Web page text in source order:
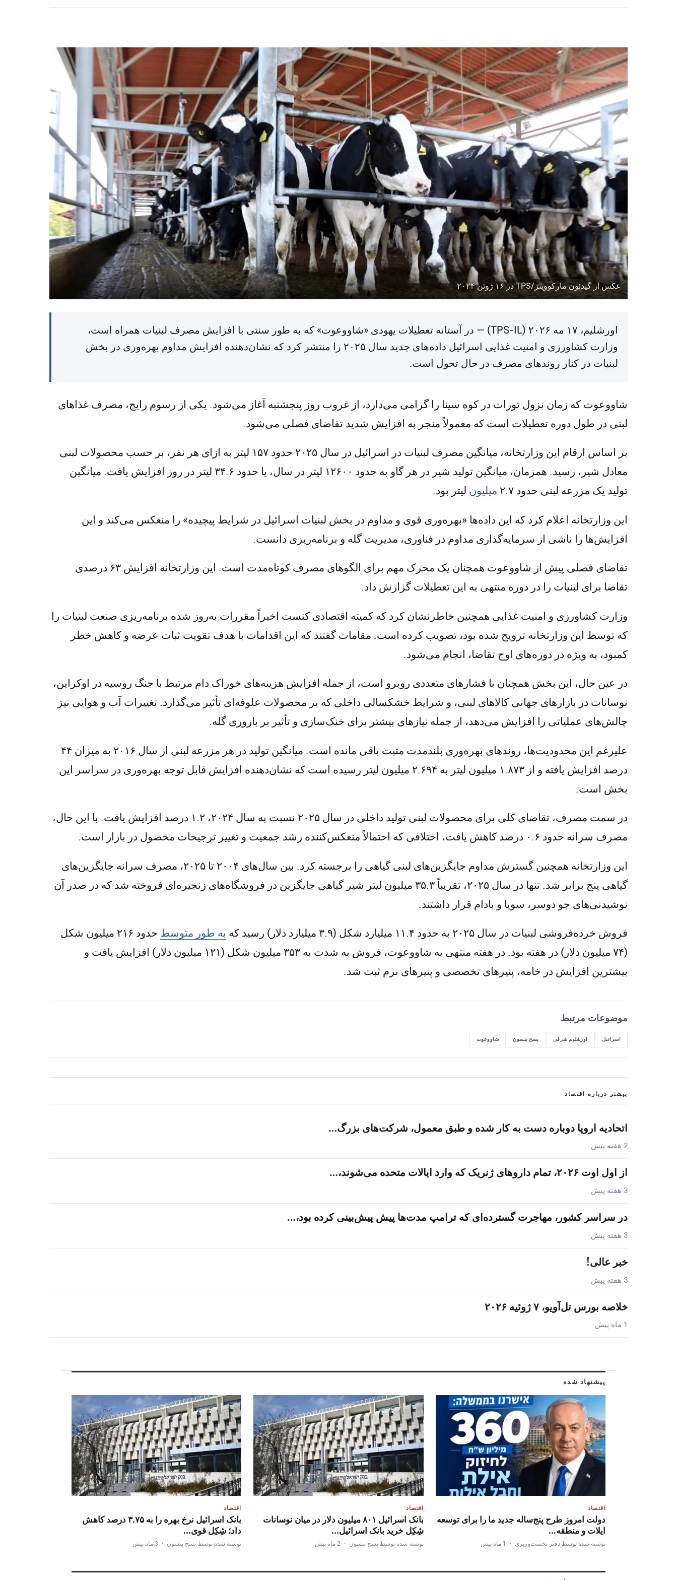
عکس از گیدئون مارکوویتز/TPS در ۱۶ ژوئن ۲۰۲۴
اورشلیم، ۱۷ مه ۲۰۲۶ (TPS-IL) — در آستانه تعطیلات یهودی «شاووعوت» که به طور سنتی با افزایش مصرف لبنیات همراه است،
وزارت کشاورزی و امنیت غذایی اسرائیل داده‌های جدید سال ۲۰۲۵ را منتشر کرد که نشان‌دهنده افزایش مداوم بهره‌وری در بخش
لبنیات در کنار روندهای مصرف در حال تحول است.
شاووعوت که زمان نزول تورات در کوه سینا را گرامی می‌دارد، از غروب روز پنجشنبه آغاز می‌شود. یکی از رسوم رایج، مصرف غذاهای
لبنی در طول دوره تعطیلات است که معمولاً منجر به افزایش شدید تقاضای فصلی می‌شود.
بر اساس ارقام این وزارتخانه، میانگین مصرف لبنیات در اسرائیل در سال ۲۰۲۵ حدود ۱۵۷ لیتر به ازای هر نفر، بر حسب محصولات لبنی
معادل شیر، رسید. همزمان، میانگین تولید شیر در هر گاو به حدود ۱۲۶۰۰ لیتر در سال، یا حدود ۳۴.۶ لیتر در روز افزایش یافت. میانگین
تولید یک مزرعه لبنی حدود ۲.۷
میلیون لیتر بود.
این وزارتخانه اعلام کرد که این داده‌ها «بهره‌وری قوی و مداوم در بخش لبنیات اسرائیل در شرایط پیچیده» را منعکس می‌کند و این
افزایش‌ها را ناشی از سرمایه‌گذاری مداوم در فناوری، مدیریت گله و برنامه‌ریزی دانست.
تقاضای فصلی پیش از شاووعوت همچنان یک محرک مهم برای الگوهای مصرف کوتاه‌مدت است. این وزارتخانه افزایش ۶۳ درصدی
تقاضا برای لبنیات را در دوره منتهی به این تعطیلات گزارش داد.
وزارت کشاورزی و امنیت غذایی همچنین خاطرنشان کرد که کمیته اقتصادی کنست اخیراً مقررات به‌روز شده برنامه‌ریزی صنعت لبنیات را
که توسط این وزارتخانه ترویج شده بود، تصویب کرده است. مقامات گفتند که این اقدامات با هدف تقویت ثبات عرضه و کاهش خطر
کمبود، به ویژه در دوره‌های اوج تقاضا، انجام می‌شود.
در عین حال، این بخش همچنان با فشارهای متعددی روبرو است، از جمله افزایش هزینه‌های خوراک دام مرتبط با جنگ روسیه در اوکراین،
نوسانات در بازارهای جهانی کالاهای لبنی، و شرایط خشکسالی داخلی که بر محصولات علوفه‌ای تأثیر می‌گذارد. تغییرات آب و هوایی نیز
چالش‌های عملیاتی را افزایش می‌دهد، از جمله نیازهای بیشتر برای خنک‌سازی و تأثیر بر باروری گله.
علیرغم این محدودیت‌ها، روندهای بهره‌وری بلندمدت مثبت باقی مانده است. میانگین تولید در هر مزرعه لبنی از سال ۲۰۱۶ به میزان ۴۴
درصد افزایش یافته و از ۱.۸۷۳ میلیون لیتر به ۲.۶۹۴ میلیون لیتر رسیده است که نشان‌دهنده افزایش قابل توجه بهره‌وری در سراسر این
بخش است.
در سمت مصرف، تقاضای کلی برای محصولات لبنی تولید داخلی در سال ۲۰۲۵ نسبت به سال ۲۰۲۴، ۱.۲ درصد افزایش یافت. با این حال،
مصرف سرانه حدود ۰.۶ درصد کاهش یافت، اختلافی که احتمالاً منعکس‌کننده رشد جمعیت و تغییر ترجیحات محصول در بازار است.
این وزارتخانه همچنین گسترش مداوم جایگزین‌های لبنی گیاهی را برجسته کرد. بین سال‌های ۲۰۰۴ تا ۲۰۲۵، مصرف سرانه جایگزین‌های
گیاهی پنج برابر شد. تنها در سال ۲۰۲۵، تقریباً ۳۵.۳ میلیون لیتر شیر گیاهی جایگزین در فروشگاه‌های زنجیره‌ای فروخته شد که در صدر آن
نوشیدنی‌های جو دوسر، سویا و بادام قرار داشتند.
فروش خرده‌فروشی لبنیات در سال ۲۰۲۵ به حدود ۱۱.۴ میلیارد شکل (۳.۹ میلیارد دلار) رسید که به طور متوسط
حدود ۲۱۶ میلیون شکل
(۷۴ میلیون دلار) در هفته بود. در هفته منتهی به شاووعوت، فروش به شدت به ۳۵۳ میلیون شکل (۱۲۱ میلیون دلار) افزایش یافت و
بیشترین افزایش در خامه، پنیرهای تخصصی و پنیرهای نرم ثبت شد.
موضوعات مرتبط
اسرائیل اورشلیم شرقی پسح بنسون شاووعوت
بیشتر درباره اقتصاد
اتحادیه اروپا دوباره دست به کار شده و طبق معمول، شرکت‌های بزرگ…
2 هفته پیش
از اول اوت ۲۰۲۶، تمام داروهای ژنریک که وارد ایالات متحده می‌شوند،…
3 هفته پیش
در سراسر کشور، مهاجرت گسترده‌ای که ترامپ مدت‌ها پیش پیش‌بینی کرده بود،…
3 هفته پیش
خبر عالی!
3 هفته پیش
خلاصه بورس تل‌آویو، ۷ ژوئیه ۲۰۲۶
1 ماه پیش
پیشنهاد شده
اقتصاد
دولت امروز طرح پنج‌ساله جدید ما را برای توسعه
ایلات و منطقه…
نوشته شده توسط دفتر نخست‌وزیری · 1 ماه پیش
اقتصاد
بانک اسرائیل ۸۰۱ میلیون دلار در میان نوسانات
شِکِل خرید بانک اسرائیل…
نوشته شده توسط پسح بنسون · 2 ماه پیش
اقتصاد
بانک اسرائیل نرخ بهره را به ۳.۷۵ درصد کاهش
داد؛ شِکِل قوی…
نوشته شده توسط پسح بنسون · 3 ماه پیش